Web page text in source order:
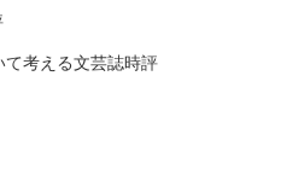
考える文芸誌時評